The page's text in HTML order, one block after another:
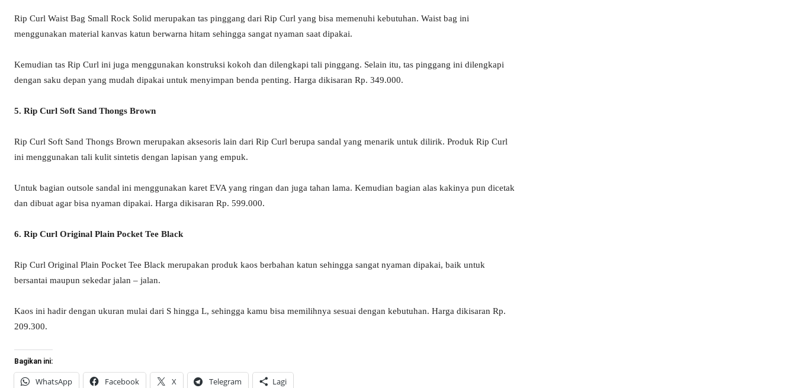
Rip Curl Waist Bag Small Rock Solid merupakan tas pinggang dari Rip Curl yang bisa memenuhi kebutuhan. Waist bag ini
menggunakan material kanvas katun berwarna hitam sehingga sangat nyaman saat dipakai.
Kemudian tas Rip Curl ini juga menggunakan konstruksi kokoh dan dilengkapi tali pinggang. Selain itu, tas pinggang ini dilengkapi
dengan saku depan yang mudah dipakai untuk menyimpan benda penting. Harga dikisaran Rp. 349.000.
5. Rip Curl Soft Sand Thongs Brown
Rip Curl Soft Sand Thongs Brown merupakan aksesoris lain dari Rip Curl berupa sandal yang menarik untuk dilirik. Produk Rip Curl
ini menggunakan tali kulit sintetis dengan lapisan yang empuk.
Untuk bagian outsole sandal ini menggunakan karet EVA yang ringan dan juga tahan lama. Kemudian bagian alas kakinya pun dicetak
dan dibuat agar bisa nyaman dipakai. Harga dikisaran Rp. 599.000.
6. Rip Curl Original Plain Pocket Tee Black
Rip Curl Original Plain Pocket Tee Black merupakan produk kaos berbahan katun sehingga sangat nyaman dipakai, baik untuk
bersantai maupun sekedar jalan – jalan.
Kaos ini hadir dengan ukuran mulai dari S hingga L, sehingga kamu bisa memilihnya sesuai dengan kebutuhan. Harga dikisaran Rp.
209.300.
Bagikan ini:
WhatsApp Facebook X Telegram Lagi